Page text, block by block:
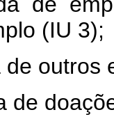
(IU 3);
outros
de